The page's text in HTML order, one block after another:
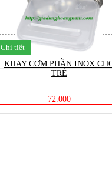
Chi tiết
KHAY CƠM PHẦN INOX
TRẺ
72.000